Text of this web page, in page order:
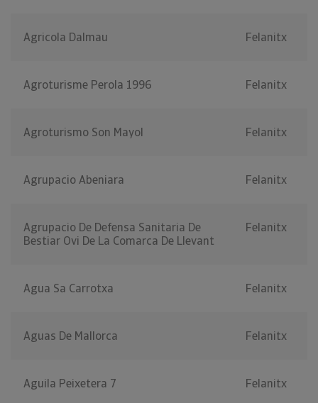
Agricola Dalmau Felanitx
Agroturisme Perola 1996 Felanitx
Agroturismo Son Mayol Felanitx
Agrupacio Abeniara Felanitx
Agrupacio De Defensa Sanitaria De
Bestiar Ovi De La Comarca De Llevant
Felanitx
Agua Sa Carrotxa Felanitx
Aguas De Mallorca Felanitx
Aguila Peixetera 7 Felanitx